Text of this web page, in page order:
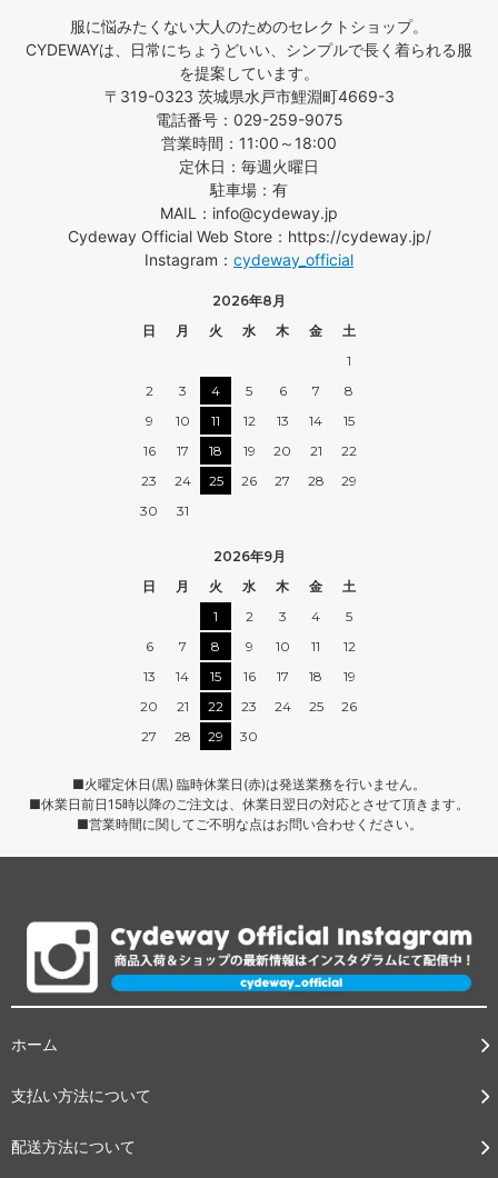
服に悩みたくない大人のためのセレクトショップ。
CYDEWAYは、日常にちょうどいい、シンプルで長く着られる服
を提案しています。
〒319-0323 茨城県水戸市鯉淵町4669-3
電話番号：029-259-9075
営業時間：11:00～18:00
定休日：毎週火曜日
駐車場：有
MAIL：info@cydeway.jp
Cydeway Official Web Store：https://cydeway.jp/
Instagram： cydeway_official
2026年8月
日
月 火 水 木 金
土
1
2
3 4 5 6 7
8
9
10 11 12 13 14
15
16
17 18 19 20 21
22
23
24 25 26 27 28
29
30
31
2026年9月
日
月 火 水 木 金
土
1
2 3 4
5
6
7 8 9 10 11
12
13
14 15 16 17 18
19
20
21 22 23 24 25
26
27
28 29 30
■火曜定休日(黒) 臨時休業日(赤)は発送業務を行いません。
■休業日前日15時以降のご注文は、休業日翌日の対応とさせて頂きます。
■営業時間に関してご不明な点はお問い合わせください。
ホーム
支払い方法について
配送方法について